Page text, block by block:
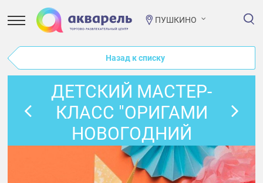
ПУШКИНО
Назад к списку
ДЕТСКИЙ МАСТЕР-
КЛАСС "ОРИГАМИ
НОВОГОДНИЙ
ДРАКОН"